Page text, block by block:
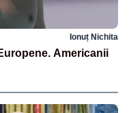
Ionuț Nichita
Americanii